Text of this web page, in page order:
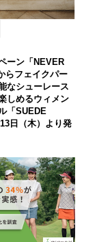
ーン「NEVER
らフェイクパー
なシューレース
しめるウィメン
「SUEDE
日（木）より発